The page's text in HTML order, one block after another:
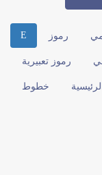
E رموز
رموز تعبيرية
خطوط الرئيسية